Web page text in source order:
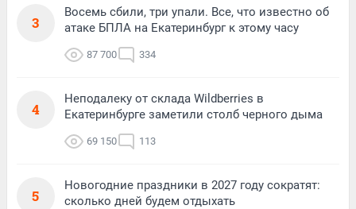
3
Восемь сбили, три упали. Все, что известно об
атаке БПЛА на Екатеринбург к этому часу
87 700 334
4
Неподалеку от склада Wildberries в
Екатеринбурге заметили столб черного дыма
69 150 113
5
Новогодние праздники в 2027 году сократят:
сколько дней будем отдыхать